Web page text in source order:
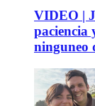
VIDEO |
paciencia
ninguneo